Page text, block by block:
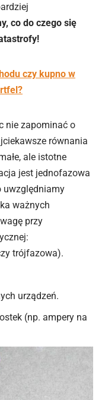
co do czego się
czy kupno w
nie zapominać o
równania
ale istotne
jest jednofazowa
uwzględniamy
ważnych
przy
trójfazowa).
urządzeń.
(np. ampery na